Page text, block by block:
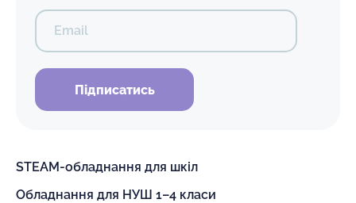
Email
Підписатись
STEAM-обладнання для шкіл
Обладнання для НУШ 1–4 класи